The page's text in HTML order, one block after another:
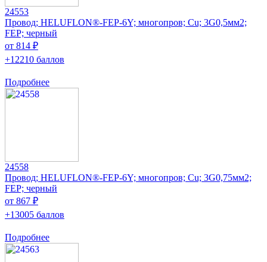
24553
Провод; HELUFLON®-FEP-6Y; многопров; Cu; 3G0,5мм2;
FEP; черный
от 814 ₽
+12210 баллов
Подробнее
24558
Провод; HELUFLON®-FEP-6Y; многопров; Cu; 3G0,75мм2;
FEP; черный
от 867 ₽
+13005 баллов
Подробнее